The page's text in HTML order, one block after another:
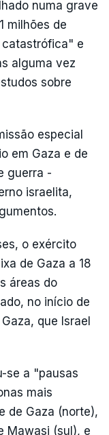
numa grave
milhões de
e
alguma vez
sobre
especial
em Gaza e de
guerra -
israelita,
o exército
de Gaza a 18
áreas do
no início de
que Israel
se a "pausas
mais
de Gaza (norte),
Mawasi (sul), e